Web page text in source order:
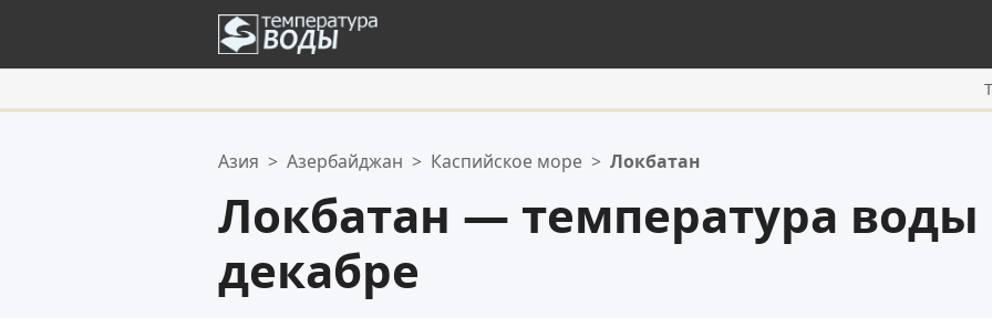
Ваш список избранного пуст.
Азия > Азербайджан > Каспийское море > Локбатан
Локбатан — температура воды
декабре